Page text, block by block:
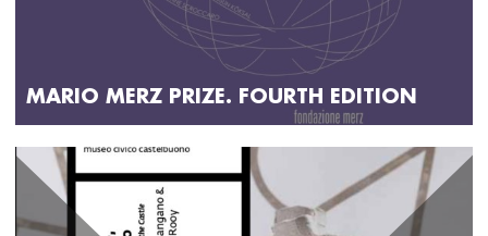
MARIO MERZ PRIZE. FOURTH EDITION